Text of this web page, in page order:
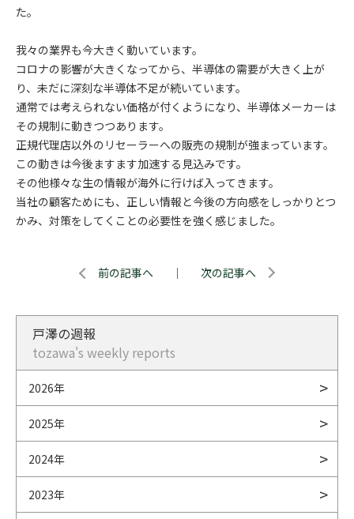
た。
我々の業界も今大きく動いています。
コロナの影響が大きくなってから、半導体の需要が大きく上が
り、未だに深刻な半導体不足が続いています。
通常では考えられない価格が付くようになり、半導体メーカーは
その規制に動きつつあります。
正規代理店以外のリセーラーへの販売の規制が強まっています。
この動きは今後ますます加速する見込みです。
その他様々な生の情報が海外に行けば入ってきます。
当社の顧客ためにも、正しい情報と今後の方向感をしっかりとつ
かみ、対策をしてくことの必要性を強く感じました。
前の記事へ ｜ 次の記事へ
戸澤の週報
tozawa's weekly reports
2026年
2025年
2024年
2023年